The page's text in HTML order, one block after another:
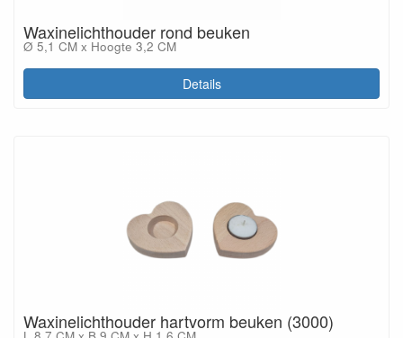
Waxinelichthouder rond beuken
Ø 5,1 CM x Hoogte 3,2 CM
Details
Waxinelichthouder hartvorm beuken (3000)